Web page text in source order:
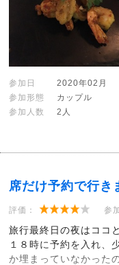
参加日
2020年02月
参加形態
カップル
参加人数
2人
席だけ予約で行き
評価： 参
旅行最終日の夜はココ
１８時に予約を入れ、
か埋まっていなかった